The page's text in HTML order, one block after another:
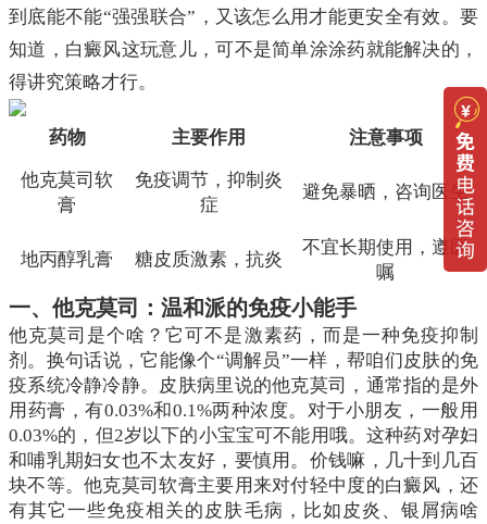
到底能不能“强强联合”，又该怎么用才能更安全有效。要
知道，白癜风这玩意儿，可不是简单涂涂药就能解决的，
得讲究策略才行。
药物 主要作用 注意事项
他克莫司软
膏
免疫调节，抑制炎
症
避免暴晒，咨询医生
地丙醇乳膏 糖皮质激素，抗炎
不宜长期使用，遵医
嘱
一、他克莫司：温和派的免疫小能手
他克莫司是个啥？它可不是激素药，而是一种免疫抑制
剂。换句话说，它能像个“调解员”一样，帮咱们皮肤的免
疫系统冷静冷静。皮肤病里说的他克莫司，通常指的是外
用药膏，有0.03%和0.1%两种浓度。对于小朋友，一般用
0.03%的，但2岁以下的小宝宝可不能用哦。这种药对孕妇
和哺乳期妇女也不太友好，要慎用。价钱嘛，几十到几百
块不等。他克莫司软膏主要用来对付轻中度的白癜风，还
有其它一些免疫相关的皮肤毛病，比如皮炎、银屑病啥